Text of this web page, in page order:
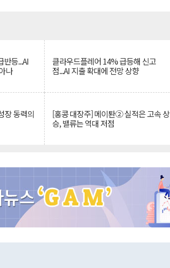
반등...AI
나
클라우드플레어 14% 급등해 신고
점...AI 지출 확대에 전망 상향
장 동력의 [홍콩 대장주] 메이퇀② 실적은 고속 상
승, 밸류는 역대 저점